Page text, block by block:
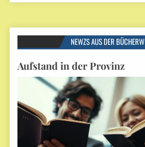
NEWZS AUS DER
Aufstand in der Provinz